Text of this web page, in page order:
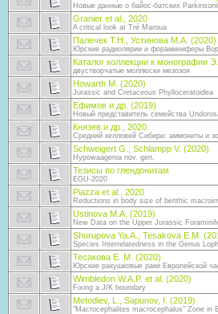
Новые данные о байос-батских
Granier et al., 2020
A critical look at Tré Maroua
Палечек Т.Н., Устинова М.А. (2020)
Юрские радиолярии и фораминиферы
Каталог коллекции к монографии
двустворчатые моллюски мезозоя
Howarth M. (2020)
Jurassic and Cretaceous Phylloceratoidea
Ефимов и др. (2019)
Новый представитель семейства
Князев и др., 2020
Средний келловей Сибири: аммониты и
Schweigert G., Schlampp V. (2020)
Hypowaagenia nov. gen.
Тезисы по глендонитам
EGU-2020
Piazza et al., 2020
Reductions in body size of benthic
Ustinova M.A. (2019)
New Data on the Upper Jurassic
Shurupova Ya.A., Tesakova E.M.
Species Interrelatedness in the Genus
Тесакова Е. М. (2020)
Юрские ракушковые раки Европейской
Wimbledon W.A.P. et al. (2020)
Fixing a J/K boundary
Metodiev, L., Sapunov, I. (2019)
"Macrocephalites macrocephalus" Zone in